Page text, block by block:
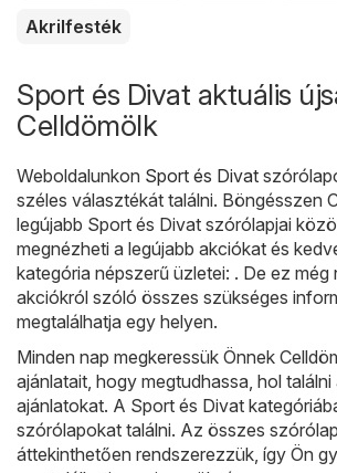
Akrilfesték
Sport és Divat aktuális
Celldömölk
Weboldalunkon Sport és Divat
széles választékát találni. Böngésszen
legújabb Sport és Divat szórólapjai
megnézheti a legújabb akciókat és
kategória népszerű üzletei: . De ez még
akciókról szóló összes szükséges
megtalálhatja egy helyen.
Minden nap megkeressük Önnek
ajánlatait, hogy megtudhassa, hol találni
ajánlatokat. A Sport és Divat
szórólapokat találni. Az összes
áttekinthetően rendszerezzük, így Ön